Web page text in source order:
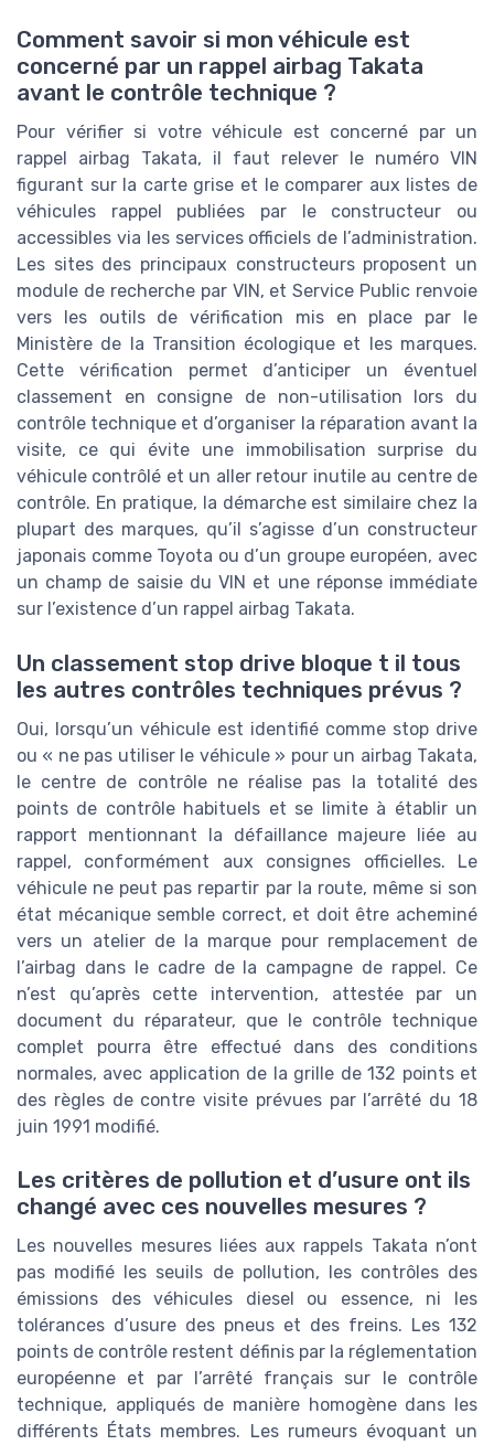
Comment savoir si mon véhicule est
concerné par un rappel airbag Takata
avant le contrôle technique ?
Pour vérifier si votre véhicule est concerné par un
rappel airbag Takata, il faut relever le numéro VIN
figurant sur la carte grise et le comparer aux listes de
véhicules rappel publiées par le constructeur ou
accessibles via les services officiels de l’administration.
Les sites des principaux constructeurs proposent un
module de recherche par VIN, et Service Public renvoie
vers les outils de vérification mis en place par le
Ministère de la Transition écologique et les marques.
Cette vérification permet d’anticiper un éventuel
classement en consigne de non-utilisation lors du
contrôle technique et d’organiser la réparation avant la
visite, ce qui évite une immobilisation surprise du
véhicule contrôlé et un aller retour inutile au centre de
contrôle. En pratique, la démarche est similaire chez la
plupart des marques, qu’il s’agisse d’un constructeur
japonais comme Toyota ou d’un groupe européen, avec
un champ de saisie du VIN et une réponse immédiate
sur l’existence d’un rappel airbag Takata.
Un classement stop drive bloque t il tous
les autres contrôles techniques prévus ?
Oui, lorsqu’un véhicule est identifié comme stop drive
ou « ne pas utiliser le véhicule » pour un airbag Takata,
le centre de contrôle ne réalise pas la totalité des
points de contrôle habituels et se limite à établir un
rapport mentionnant la défaillance majeure liée au
rappel, conformément aux consignes officielles. Le
véhicule ne peut pas repartir par la route, même si son
état mécanique semble correct, et doit être acheminé
vers un atelier de la marque pour remplacement de
l’airbag dans le cadre de la campagne de rappel. Ce
n’est qu’après cette intervention, attestée par un
document du réparateur, que le contrôle technique
complet pourra être effectué dans des conditions
normales, avec application de la grille de 132 points et
des règles de contre visite prévues par l’arrêté du 18
juin 1991 modifié.
Les critères de pollution et d’usure ont ils
changé avec ces nouvelles mesures ?
Les nouvelles mesures liées aux rappels Takata n’ont
pas modifié les seuils de pollution, les contrôles des
émissions des véhicules diesel ou essence, ni les
tolérances d’usure des pneus et des freins. Les 132
points de contrôle restent définis par la réglementation
européenne et par l’arrêté français sur le contrôle
technique, appliqués de manière homogène dans les
différents États membres. Les rumeurs évoquant un